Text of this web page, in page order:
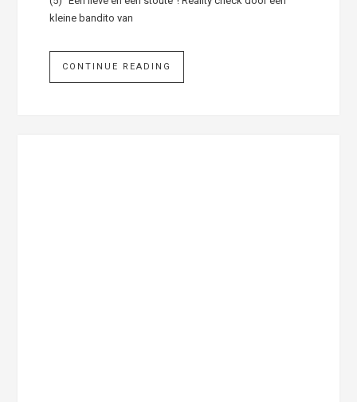
kleine bandito van
CONTINUE READING